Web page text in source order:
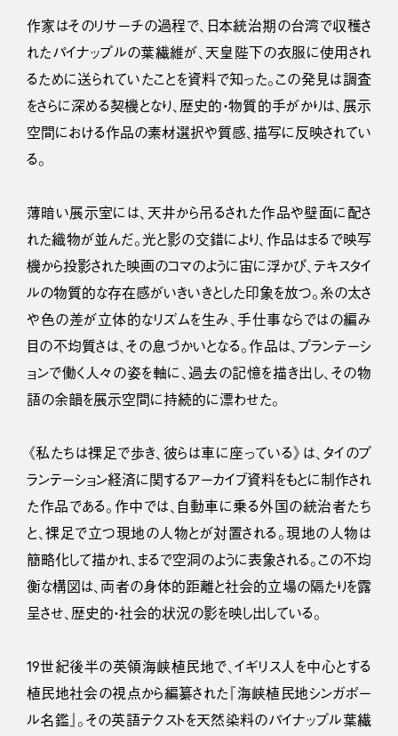
作家はそのリサーチの過程で、日本統治期の台湾で収穫さ
れたパイナップルの葉繊維が、天皇陛下の衣服に使用され
るために送られていたことを資料で知った。この発見は調査
をさらに深める契機となり、歴史的・物質的手がかりは、展示
空間における作品の素材選択や質感、描写に反映されてい
る。
薄暗い展示室には、天井から吊るされた作品や壁面に配さ
れた織物が並んだ。光と影の交錯により、作品はまるで映写
機から投影された映画のコマのように宙に浮かび、テキスタイ
ルの物質的な存在感がいきいきとした印象を放つ。糸の太さ
や色の差が立体的なリズムを生み、手仕事ならではの編み
目の不均質さは、その息づかいとなる。作品は、プランテーシ
ョンで働く人々の姿を軸に、過去の記憶を描き出し、その物
語の余韻を展示空間に持続的に漂わせた。
《私たちは裸足で歩き、彼らは車に座っている》は、タイのプ
ランテーション経済に関するアーカイブ資料をもとに制作され
た作品である。作中では、自動車に乗る外国の統治者たち
と、裸足で立つ現地の人物とが対置される。現地の人物は
簡略化して描かれ、まるで空洞のように表象される。この不均
衡な構図は、両者の身体的距離と社会的立場の隔たりを露
呈させ、歴史的・社会的状況の影を映し出している。
19世紀後半の英領海峡植民地で、イギリス人を中心とする
植民地社会の視点から編纂された『海峡植民地シンガポー
ル名鑑』。その英語テクストを天然染料のパイナップル葉繊